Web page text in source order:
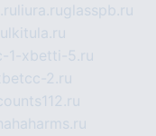
liura.ruglasspb.ru
1-xbetti-5.ru
2.ru